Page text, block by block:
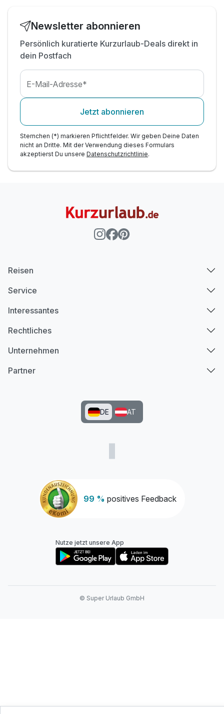
Newsletter abonnieren
Persönlich kuratierte Kurzurlaub-Deals direkt in
dein Postfach
E-Mail-Adresse*
Jetzt abonnieren
Sternchen (*) markieren Pflichtfelder. Wir geben Deine Daten
nicht an Dritte. Mit der Verwendung dieses Formulars
akzeptierst Du unsere Datenschutzrichtlinie.
99 % positives Feedback
Reisen
Service
Interessantes
Rechtliches
Unternehmen
Partner
DE AT
Nutze jetzt unsere App
© Super Urlaub GmbH